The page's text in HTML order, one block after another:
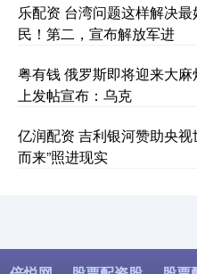
乐配资 台湾问题这样解决
民！第二，宣布解放军进
粤有钱 俄罗斯即将迎来大
上发帖宣布：乌克
亿润配资 吉利银河赞助央
而来”照进现实